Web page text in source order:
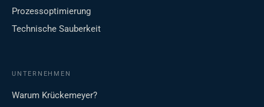
Prozessoptimierung
Technische Sauberkeit
UNTERNEHMEN
Warum Krückemeyer?